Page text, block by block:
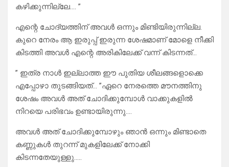
കഴിക്കുന്നില്ലേ…. ”
എന്റെ ചോദ്യത്തിന് അവൾ ഒന്നും മിണ്ടിയിരുന്നില്ല.
കുറെ നേരം ആ ഇരുപ്പ് ഇരുന്ന ശേഷമാണ് മോളെ നീക്കി
കിടത്തി അവൾ എന്റെ അരികിലേക്ക് വന്ന് കിടന്നത്…
” ഇത്ര നാൾ ഇല്ലാത്ത ഈ പുതിയ ശീലങ്ങളൊക്കെ
എപ്പോഴാ തുടങ്ങിയത്… ”ഏറെ നേരത്തെ മൗനത്തിനു
ശേഷം അവൾ അത് ചോദിക്കുമ്പോൾ വാക്കുകളിൽ
നിറയെ പരിഭവം ഉണ്ടായിരുന്നു….
അവൾ അത് ചോദിക്കുമ്പോഴും ഞാൻ ഒന്നും മിണ്ടാതെ
കണ്ണുകൾ തുറന്ന് മുകളിലേക്ക് നോക്കി
കിടന്നതേയുള്ളു…..